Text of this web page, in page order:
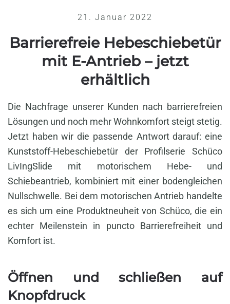
21. Januar 2022
Barrierefreie Hebeschiebetür
mit E-Antrieb – jetzt
erhältlich
Die Nachfrage unserer Kunden nach barrierefreien
Lösungen und noch mehr Wohnkomfort steigt stetig.
Jetzt haben wir die passende Antwort darauf: eine
Kunststoff-Hebeschiebetür der Profilserie Schüco
LivIngSlide mit motorischem Hebe- und
Schiebeantrieb, kombiniert mit einer bodengleichen
Nullschwelle. Bei dem motorischen Antrieb handelte
es sich um eine Produktneuheit von Schüco, die ein
echter Meilenstein in puncto Barrierefreiheit und
Komfort ist.
Öffnen und schließen auf
Knopfdruck